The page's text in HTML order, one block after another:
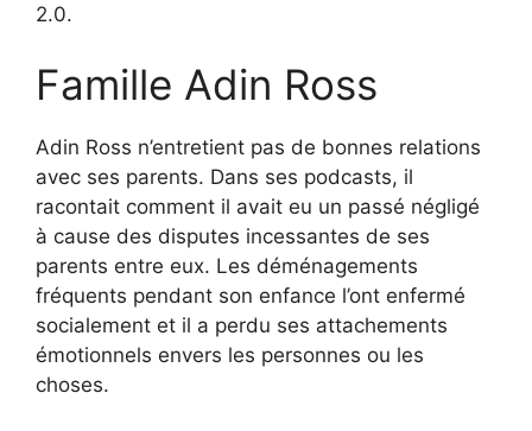
2.0.
Famille Adin Ross
Adin Ross n’entretient pas de bonnes relations
avec ses parents. Dans ses podcasts, il
racontait comment il avait eu un passé négligé
à cause des disputes incessantes de ses
parents entre eux. Les déménagements
fréquents pendant son enfance l’ont enfermé
socialement et il a perdu ses attachements
émotionnels envers les personnes ou les
choses.